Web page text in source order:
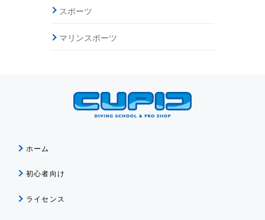
スポーツ
マリンスポーツ
ホーム
初心者向け
ライセンス